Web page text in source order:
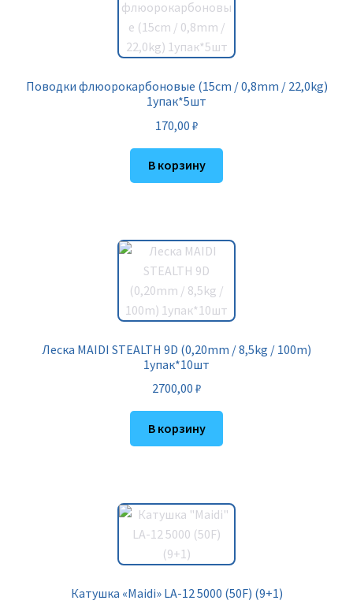
Поводки флюорокарбоновые (15cm / 0,8mm / 22,0kg)
1упак*5шт
170,00 ₽
В корзину
Леска MAIDI STEALTH 9D (0,20mm / 8,5kg / 100m)
1упак*10шт
2700,00 ₽
В корзину
Катушка «Maidi» LA-12 5000 (50F) (9+1)